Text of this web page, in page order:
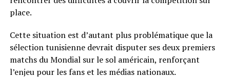
place.
Cette situation est d’autant plus problématique que la
sélection tunisienne devrait disputer ses deux premiers
matchs du Mondial sur le sol américain, renforçant
l’enjeu pour les fans et les médias nationaux.